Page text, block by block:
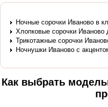
Ночные сорочки Иваново в
Хлопковые сорочки Иваново
Трикотажные сорочки
Ночнушки Иваново с
Как выбрать